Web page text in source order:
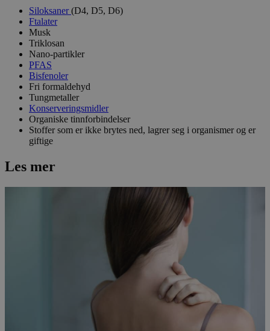
Siloksaner(D4, D5, D6)
Ftalater
Musk
Triklosan
Nano-partikler
PFAS
Bisfenoler
Fri formaldehyd
Tungmetaller
Konserveringsmidler
Organiske tinnforbindelser
Stoffer som er ikke brytes ned, lagrer seg i organismer og er
giftige
Les mer